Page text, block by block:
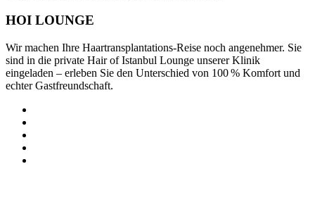
HOI LOUNGE
Wir machen Ihre Haartransplantations‑Reise noch angenehmer. Sie
sind in die private Hair of Istanbul Lounge unserer Klinik
eingeladen – erleben Sie den Unterschied von 100 % Komfort und
echter Gastfreundschaft.